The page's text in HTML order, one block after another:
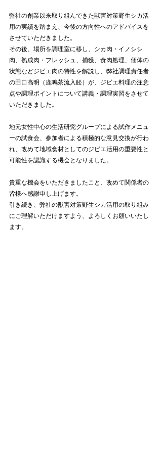
弊社の創業以来取り組んできた獣害対策野生シカ活
用の実績を踏まえ、今後の方向性へのアドバイスを
させていただきました。
その後、場所を調理室に移し、シカ肉・イノシシ
肉、熟成肉・フレッシュ、捕獲、食肉処理、個体の
状態などジビエ肉の特性を解説し、弊社調理責任者
の田口高明（鹿鳴茶流入舩）が、ジビエ料理の注意
点や調理ポイントについて講義・調理実習をさせて
いただきました。
地元女性中心の生活研究グループによる試作メニュ
ーの試食会、参加者による積極的な意見交換が行わ
れ、改めて地域食材としてのジビエ活用の重要性と
可能性を認識する機会となりました。
貴重な機会をいただきましたこと、改めて関係者の
皆様へ感謝申し上げます。
引き続き、弊社の獣害対策野生シカ活用の取り組み
にご理解いただけますよう、よろしくお願いいたし
ます。